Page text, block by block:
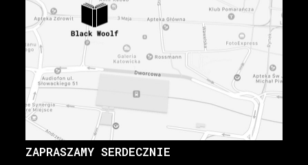
ZAPRASZAMY SERDECZNIE